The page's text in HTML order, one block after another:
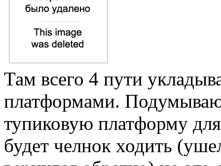
Там всего 4 пути
платформами.
тупиковую платформу
будет челнок ходить